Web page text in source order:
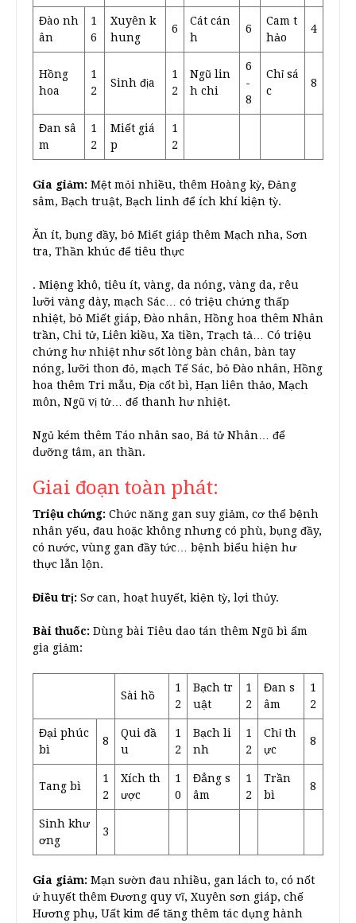
Đào nh
ân
1
6
Xuyên k
hung
6
Cát cán
h
6
Cam t
hảo
4
Hồng
hoa
1
2
Sinh địa
1
2
Ngũ lin
h chi
6
-
8
Chỉ sá
c
8
Đan sâ
m
1
2
Miết giá
p
1
2
Gia giảm: Mệt mỏi nhiều, thêm Hoàng kỳ, Đảng
sâm, Bạch truật, Bạch linh để ích khí kiện tỳ.
Ăn ít, bụng đầy, bỏ Miết giáp thêm Mạch nha, Sơn
tra, Thần khúc để tiêu thực
. Miệng khô, tiêu ít, vàng, da nóng, vàng da, rêu
lưỡi vàng dày, mạch Sác… có triệu chứng thấp
nhiệt, bỏ Miết giáp, Đào nhân, Hồng hoa thêm Nhân
trần, Chi tử, Liên kiều, Xa tiền, Trạch tả… Có triệu
chứng hư nhiệt như sốt lòng bàn chân, bàn tay
nóng, lưỡi thon đỏ, mạch Tế Sác, bỏ Đào nhân, Hồng
hoa thêm Tri mẫu, Địa cốt bì, Hạn liên thảo, Mạch
môn, Ngũ vị tử… để thanh hư nhiệt.
Ngủ kém thêm Táo nhân sao, Bá tử Nhân… để
dưỡng tâm, an thần.
Giai đoạn toàn phát:
Triệu chứng: Chức năng gan suy giảm, cơ thể bệnh
nhân yếu, đau hoặc không nhưng có phù, bụng đầy,
có nước, vùng gan đầy tức… bệnh biểu hiện hư
thực lẫn lộn.
Điều trị: Sơ can, hoạt huyết, kiện tỳ, lợi thủy.
Bài thuốc: Dùng bài Tiêu dao tán thêm Ngũ bì ẩm
gia giảm:
Sài hồ
1
2
Bạch tr
uật
1
2
Đan s
âm
1
2
Đại phúc
bì
8
Qui đầ
u
1
2
Bạch li
nh
1
2
Chỉ th
ực
8
Tang bì
1
2
Xích th
ược
1
0
Đẳng s
âm
1
2
Trần
bì
8
Sinh khư
ơng
3
Gia giảm: Mạn sườn đau nhiều, gan lách to, có nốt
ứ huyết thêm Đương quy vĩ, Xuyên sơn giáp, chế
Hương phụ, Uất kim để tăng thêm tác dụng hành